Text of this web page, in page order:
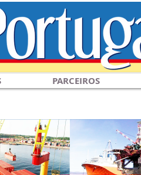
PARCEIROS